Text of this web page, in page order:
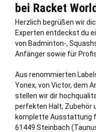
bei Racket
Herzlich begrüßen wir
Experten entdeckst du
von Badminton-,
Anfänger sowie für
Aus renommierten
Yonex, von Victor, dem
stellen wir dir
perfekten Halt, Zubehör
komplette Ausstattung
61449 Steinbach